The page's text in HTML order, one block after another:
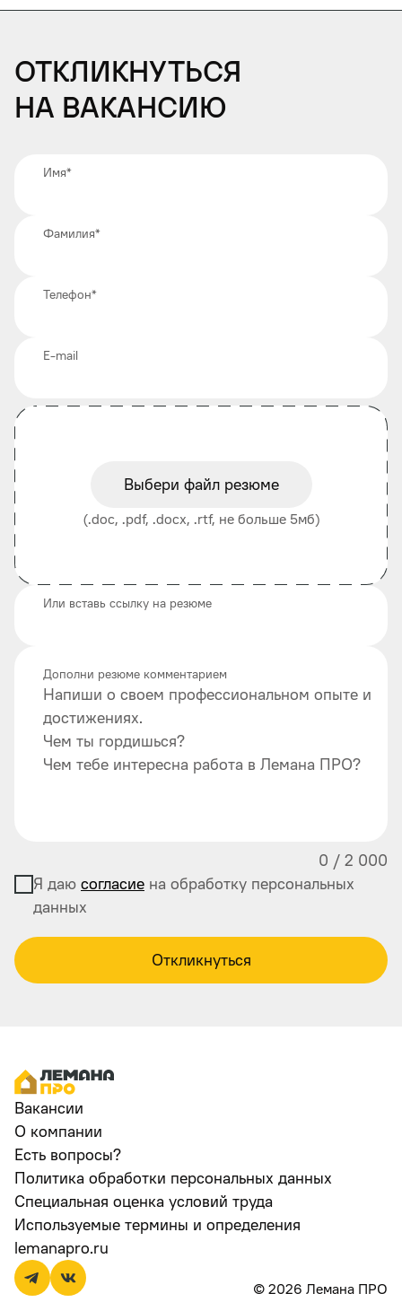
Откликнуться
на вакансию
Имя*
Фамилия*
Телефон*
E-mail
Выбери файл резюме
(.doc, .pdf, .docx, .rtf, не больше 5мб)
Или вставь ссылку на резюме
Напиши о своем профессиональном опыте и
достижениях.
Чем ты гордишься?
Чем тебе интересна работа в Лемана ПРО?
Дополни резюме комментарием
0 / 2 000
Я даю согласие на обработку персональных
данных
Откликнуться
Вакансии
О компании
Есть вопросы?
Политика обработки персональных данных
Специальная оценка условий труда
Используемые термины и определения
lemanapro.ru
© 2026 Лемана ПРО